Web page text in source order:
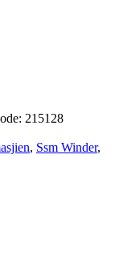
215128
, Ssm Winder,